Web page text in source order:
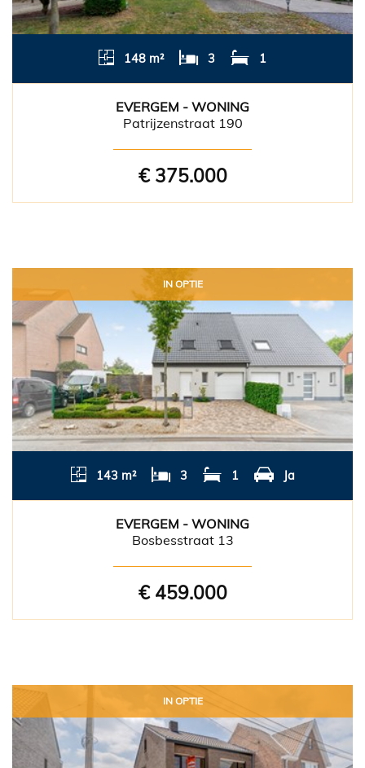
148 m² 3 1
EVERGEM - WONING
Patrijzenstraat 190
€ 375.000
IN OPTIE
143 m² 3 1 Ja
EVERGEM - WONING
Bosbesstraat 13
€ 459.000
IN OPTIE